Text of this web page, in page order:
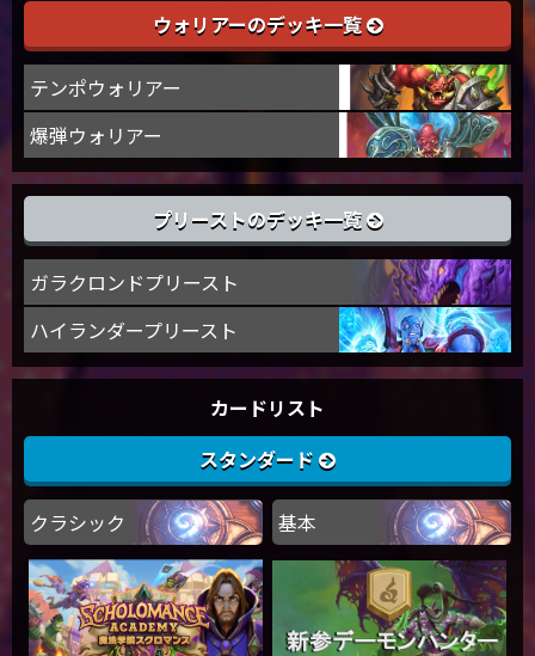
ウォリアーのデッキ一覧
テンポウォリアー
爆弾ウォリアー
プリーストのデッキ一覧
ガラクロンドプリースト
ハイランダープリースト
カードリスト
スタンダード
クラシック 基本